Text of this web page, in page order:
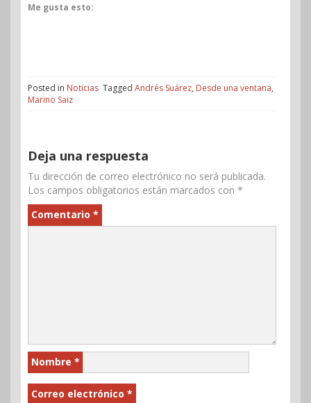
Me gusta esto:
Posted in Noticias Tagged Andrés Suárez, Desde una ventana,
Marino Saiz
Deja una respuesta
Tu dirección de correo electrónico no será publicada.
Los campos obligatorios están marcados con *
Comentario *
Nombre *
Correo electrónico *